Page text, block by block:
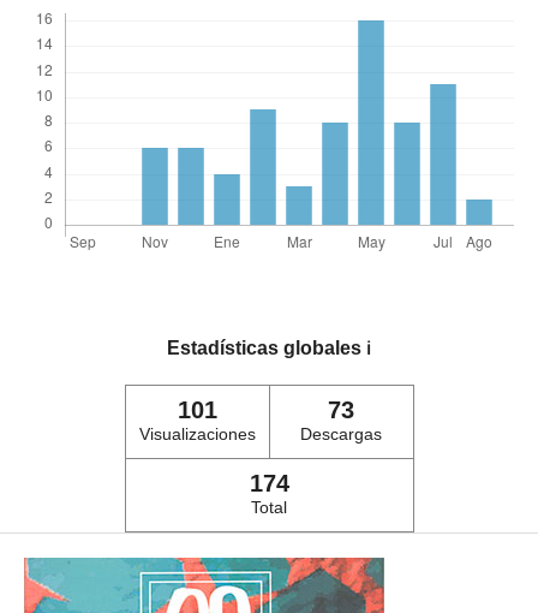
Estadísticas globales ℹ️
101
Visualizaciones
73
Descargas
174
Total